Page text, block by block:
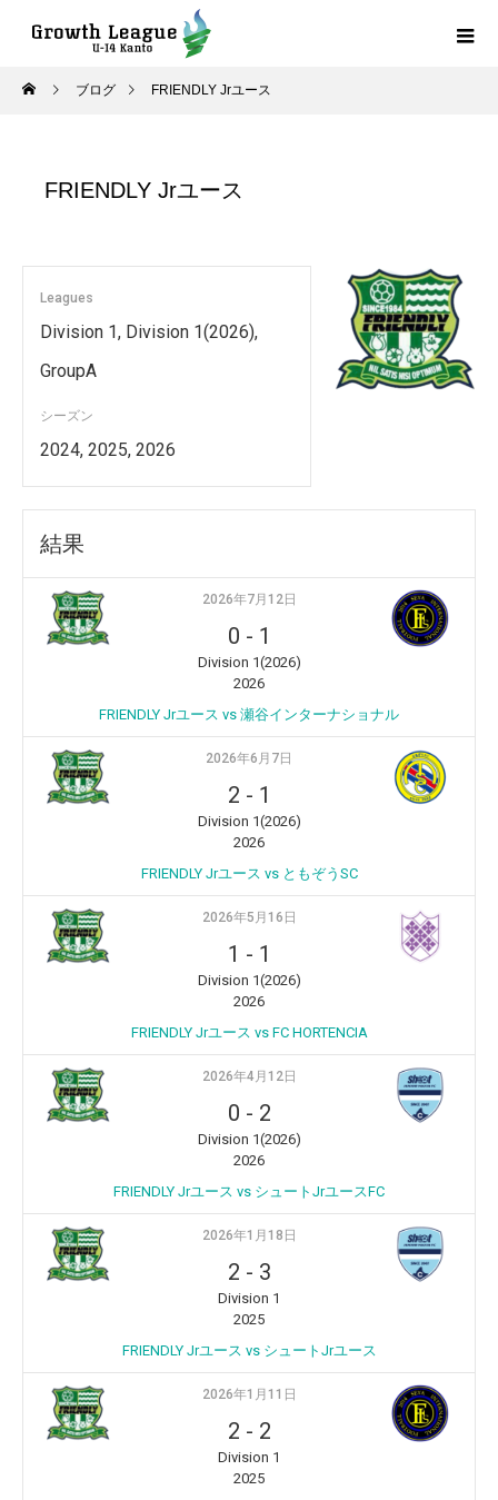
ブログ FRIENDLY Jrユース
FRIENDLY Jrユース
Leagues
Division 1, Division 1(2026),
GroupA
シーズン
2024, 2025, 2026
結果
2026年7月12日
0 - 1
Division 1(2026)
2026
FRIENDLY Jrユース vs 瀬谷インターナショナル
2026年6月7日
2 - 1
Division 1(2026)
2026
FRIENDLY Jrユース vs ともぞうSC
2026年5月16日
1 - 1
Division 1(2026)
2026
FRIENDLY Jrユース vs FC HORTENCIA
2026年4月12日
0 - 2
Division 1(2026)
2026
FRIENDLY Jrユース vs シュートJrユースFC
2026年1月18日
2 - 3
Division 1
2025
FRIENDLY Jrユース vs シュートJrユース
2026年1月11日
2 - 2
Division 1
2025